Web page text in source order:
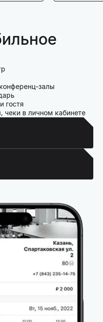
залы
гостя
чеки в личном кабинете